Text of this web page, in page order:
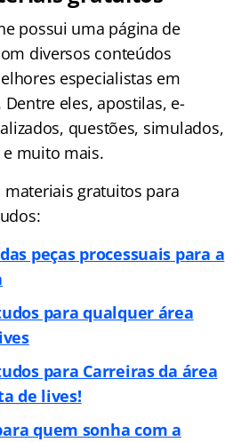
possui uma página de
diversos conteúdos
especialistas em
eles, apostilas, e-
questões, simulados,
muito mais.
materiais gratuitos para
peças processuais para a
para qualquer área
para Carreiras da área
de lives!
quem sonha com a